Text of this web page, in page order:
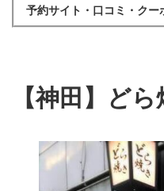
予約サイト・口コミ・クー
【神田】ど